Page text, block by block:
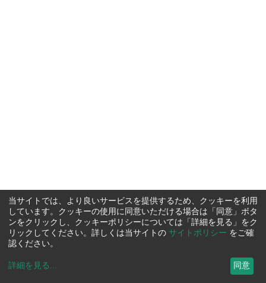
当サイトでは、より良いサービスを提供するため、クッキーを利用
しています。クッキーの使用に同意いただける場合は「同意」ボタ
ンをクリックし、クッキーポリシーについては「詳細を見る」をク
リックしてください。詳しくは当サイトの サイトポリシー をご確
認ください。
詳細を見る ... 同意